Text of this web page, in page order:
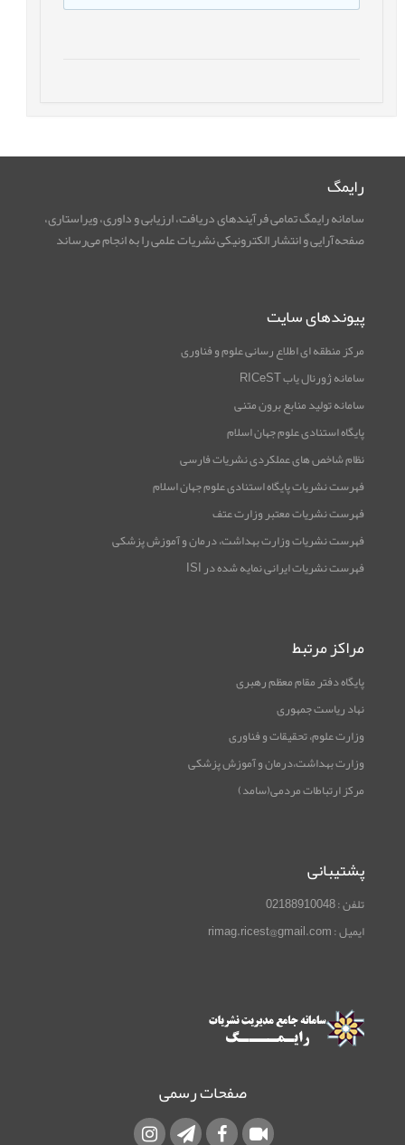
رایمگ
سامانه رایمگ تمامی فرآیندهای دریافت، ارزیابی و داوری، ویراستاری،
صفحه‌آرایی و انتشار الکترونیکی نشریات علمی را به انجام می‌رساند
پیوندهای سایت
مرکز منطقه ای اطلاع رسانی علوم و فناوری
سامانه ژورنال یاب RICeST
سامانه تولید منابع برون متنی
پایگاه استنادی علوم جهان اسلام
نظام شاخص های عملکردی نشریات فارسی
فهرست نشریات پایگاه استنادی علوم جهان اسلام
فهرست نشریات معتبر وزارت عتف
فهرست نشریات وزارت بهداشت، درمان و آموزش پزشکی
فهرست نشریات ایرانی نمایه شده در ISI
مراکز مرتبط
پایگاه دفتر مقام معظم رهبری
نهاد ریاست جمهوری
وزارت علوم، تحقیقات و فناوری
وزارت بهداشت،درمان و آموزش پزشکی
مرکز ارتباطات مردمی(سامد)
پشتیبانی
تلفن : 02188910048
ایمیل : rimag.ricest@gmail.com
صفحات رسمی